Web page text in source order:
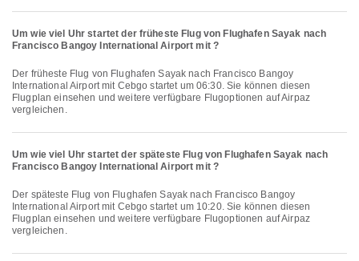
Um wie viel Uhr startet der früheste Flug von Flughafen Sayak nach
Francisco Bangoy International Airport mit ?
Der früheste Flug von Flughafen Sayak nach Francisco Bangoy
International Airport mit Cebgo startet um 06:30. Sie können diesen
Flugplan einsehen und weitere verfügbare Flugoptionen auf Airpaz
vergleichen.
Um wie viel Uhr startet der späteste Flug von Flughafen Sayak nach
Francisco Bangoy International Airport mit ?
Der späteste Flug von Flughafen Sayak nach Francisco Bangoy
International Airport mit Cebgo startet um 10:20. Sie können diesen
Flugplan einsehen und weitere verfügbare Flugoptionen auf Airpaz
vergleichen.